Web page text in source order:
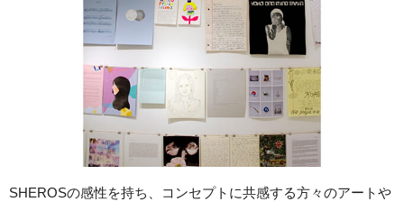
SHEROSの感性を持ち、コンセプトに共感する方々のアートや